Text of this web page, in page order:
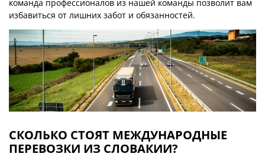
команда профессионалов из нашей команды позволит вам
избавиться от лишних забот и обязанностей.
СКОЛЬКО СТОЯТ МЕЖДУНАРОДНЫЕ
ПЕРЕВОЗКИ ИЗ СЛОВАКИИ?